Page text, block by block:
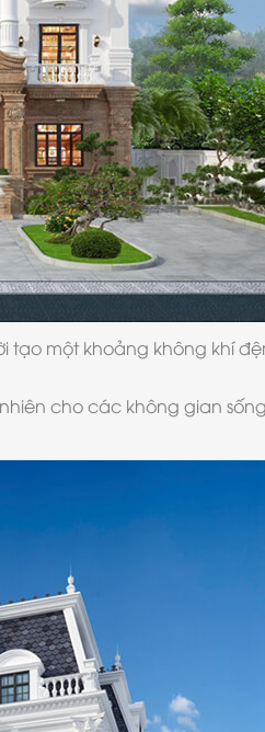
một khoảng không khí
cho các không gian